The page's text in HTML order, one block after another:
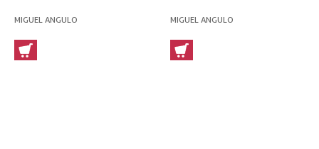
MIGUEL ANGULO MIGUEL ANGULO